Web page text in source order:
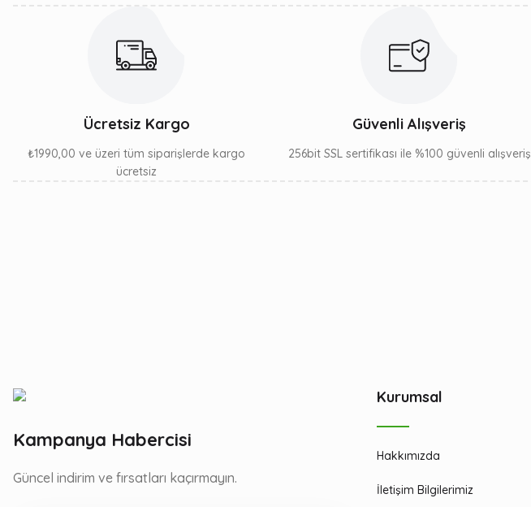
Ücretsiz Kargo
₺1990,00 ve üzeri tüm siparişlerde kargo
ücretsiz
Güvenli Alışveriş
256bit SSL sertifikası ile %100 güvenli alışveriş
Kampanya Habercisi
Güncel indirim ve fırsatları kaçırmayın.
Kurumsal
Hakkımızda
İletişim Bilgilerimiz